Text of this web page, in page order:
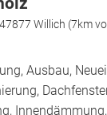
Willich (7km
Ausbau,
Innendämmung,